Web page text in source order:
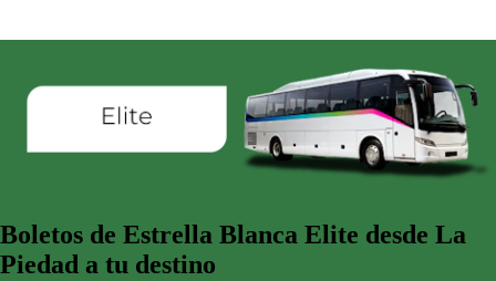
Boletos de Estrella Blanca Elite desde La
Piedad a tu destino